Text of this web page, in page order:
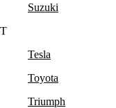
Suzuki
T
Tesla
Toyota
Triumph